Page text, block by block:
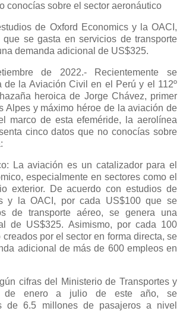
conocías sobre el sector aeronáutico
de Oxford Economics y la OACI,
que se gasta en servicios de transporte
demanda adicional de US$325.
de 2022.- Recientemente se
de la Aviación Civil en el Perú y el 112º
heroica de Jorge Chávez, primer
Alpes y máximo héroe de la aviación de
marco de esta efeméride, la aerolínea
cinco datos que no conocías sobre
La aviación es un catalizador para el
especialmente en sectores como el
exterior. De acuerdo con estudios de
y la OACI, por cada US$100 que se
de transporte aéreo, se genera una
de US$325. Asimismo, por cada 100
por el sector en forma directa, se
adicional de más de 600 empleos en
cifras del Ministerio de Transportes y
de enero a julio de este año, se
de 6.5 millones de pasajeros a nivel